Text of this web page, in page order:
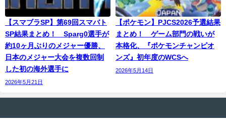
【スマブラSP】第69回スマバト
SP結果まとめ！ Sparg0選手が
約10ヶ月ぶりのメジャー優勝、
日本のメジャー大会を複数回制
した初の海外選手に
2026年5月21日
【ポケモン】PJCS2026予選結果
まとめ！ ゲーム部門の戦いが
本格化、『ポケモンチャンピオ
ンズ』初年度のWCSへ
2026年5月14日